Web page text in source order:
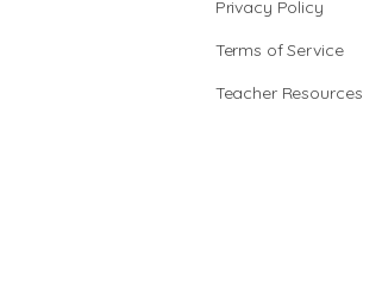
Privacy Policy
Terms of Service
Teacher Resources